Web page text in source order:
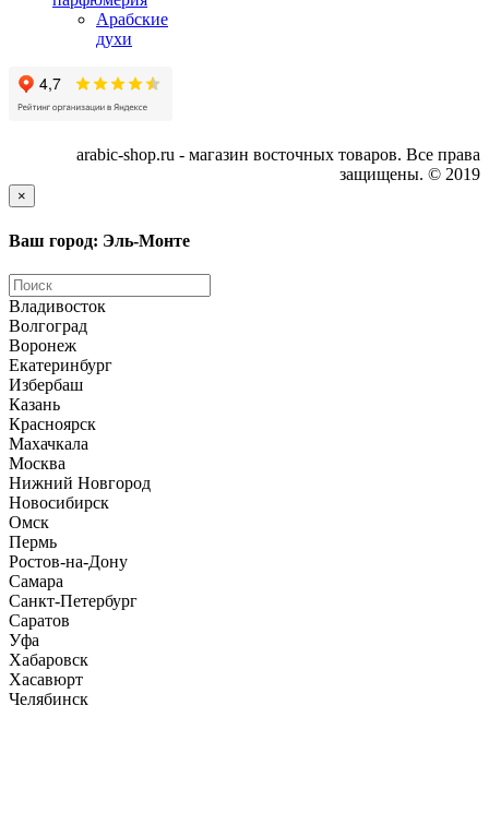
Арабские
духи
arabic-shop.ru - магазин восточных товаров. Все права
защищены. © 2019
×
Ваш город: Эль-Монте
Владивосток
Волгоград
Воронеж
Екатеринбург
Избербаш
Казань
Красноярск
Махачкала
Москва
Нижний Новгород
Новосибирск
Омск
Пермь
Ростов-на-Дону
Самара
Санкт-Петербург
Саратов
Уфа
Хабаровск
Хасавюрт
Челябинск